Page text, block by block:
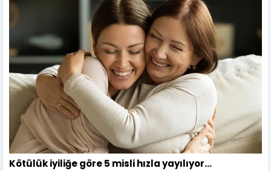
Kötülük iyiliğe göre 5 misli hızla yayılıyor…